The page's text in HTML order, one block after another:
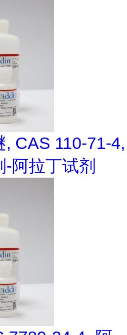
CAS 110-71-4,
-阿拉丁试剂